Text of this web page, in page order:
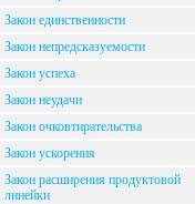
Закон единственности
Закон непредсказуемости
Закон успеха
Закон неудачи
Закон очковтирательства
Закон ускорения
Закон расширения продуктовой
линейки